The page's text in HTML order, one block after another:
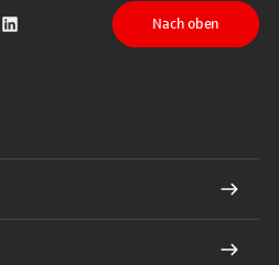
Instagram
auf TikTok
Sparkasse auf LinkedIn
Nach oben